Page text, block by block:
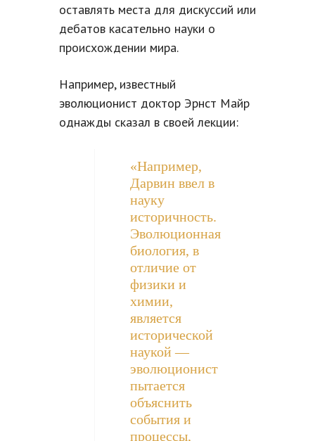
оставлять места для дискуссий или
дебатов касательно науки о
происхождении мира.
Например, известный
эволюционист доктор Эрнст Майр
однажды сказал в своей лекции:
«Например,
Дарвин ввел в
науку
историчность.
Эволюционная
биология, в
отличие от
физики и
химии,
является
исторической
наукой —
эволюционист
пытается
объяснить
события и
процессы,